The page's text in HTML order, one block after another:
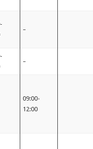
–
–
09:00-
12:00